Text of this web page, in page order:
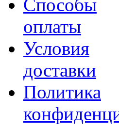
Способы
оплаты
Условия
доставки
Политика